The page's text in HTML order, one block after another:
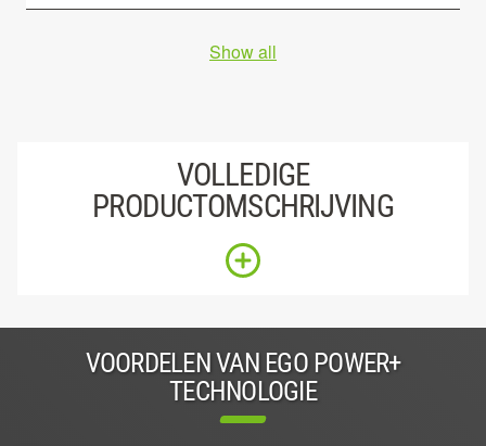
Show all
VOLLEDIGE
PRODUCTOMSCHRIJVING
VOORDELEN VAN EGO POWER+
TECHNOLOGIE